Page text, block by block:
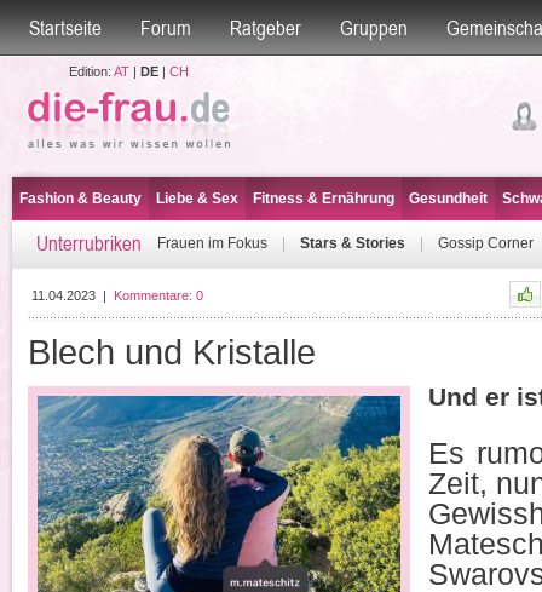
Startseite Forum Ratgeber Gruppen
Edition: AT| DE| CH
Fashion & Beauty Liebe & Sex Fitness & Ernährung Gesundheit
Unterrubriken Frauen im Fokus Stars & Stories Gossip Corner
11.04.2023| Kommentare: 0
Blech und Kristalle
Und er
Es
Zeit,